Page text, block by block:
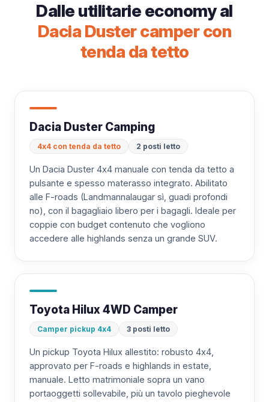
Dalle utilitarie economy al
Dacia Duster camper con
tenda da tetto
Dacia Duster Camping
4x4 con tenda da tetto 2 posti letto
Un Dacia Duster 4x4 manuale con tenda da tetto a
pulsante e spesso materasso integrato. Abilitato
alle F-roads (Landmannalaugar sì, guadi profondi
no), con il bagagliaio libero per i bagagli. Ideale per
coppie con budget contenuto che vogliono
accedere alle highlands senza un grande SUV.
Toyota Hilux 4WD Camper
Camper pickup 4x4 3 posti letto
Un pickup Toyota Hilux allestito: robusto 4x4,
approvato per F-roads e highlands in estate,
manuale. Letto matrimoniale sopra un vano
portaoggetti sollevabile, più un tavolo pieghevole